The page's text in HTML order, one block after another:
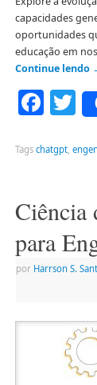
capacidades
oportunidades
educação em
Continue lendo
Tags chatgpt,
Ciência
para
por Harrson S.